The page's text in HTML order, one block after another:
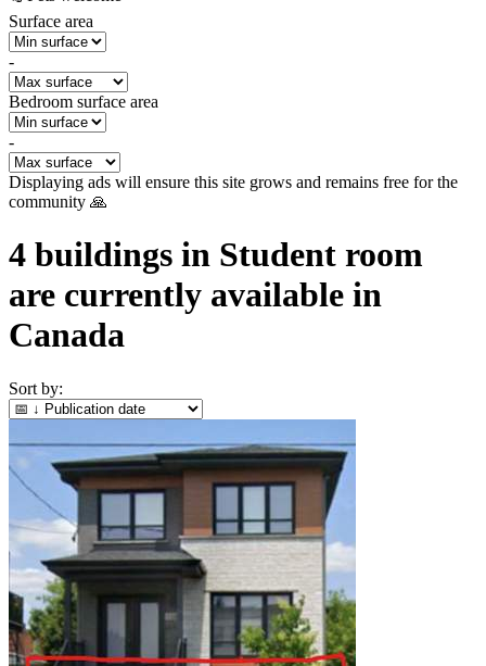
Surface area
-
Bedroom surface area
-
Displaying ads will ensure this site grows and remains free for the
community 🙏
4 buildings in Student room
are currently available in
Canada
Sort by: